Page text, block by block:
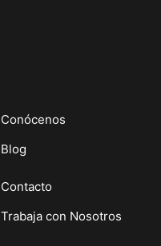
Conócenos
Blog
Contacto
Trabaja con Nosotros